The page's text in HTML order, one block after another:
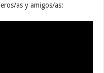
as y amigos/as: